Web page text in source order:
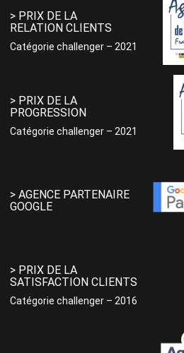
> PRIX DE LA
RELATION CLIENTS
Catégorie challenger – 2021
> PRIX DE LA
PROGRESSION
Catégorie challenger – 2021
> AGENCE PARTENAIRE
GOOGLE
> PRIX DE LA
SATISFACTION CLIENTS
Catégorie challenger – 2016